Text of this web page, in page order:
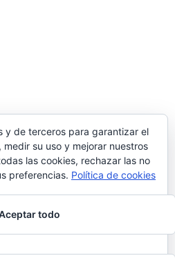
y de terceros para garantizar el
su uso y mejorar nuestros
las cookies, rechazar las no
preferencias. Política de cookies
todo